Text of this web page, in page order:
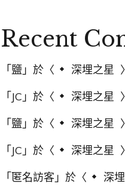
Recent
「鹽」於〈 深埋之星
「JC 」於〈 深埋之星
「鹽」於〈 深埋之星
「JC 」於〈 深埋之星
「匿名訪客」於〈 深